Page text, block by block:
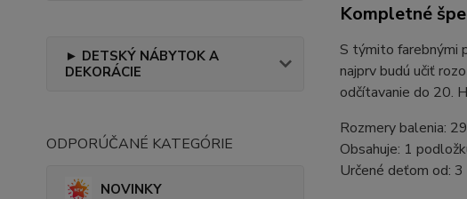
► DETSKÝ NÁBYTOK A
DEKORÁCIE
ODPORÚČANÉ KATEGÓRIE
NOVINKY
Kompletné
S týmito farebnými
najprv budú učiť
odčítavanie do 20.
Rozmery balenia:
Obsahuje: 1
Určené deťom od: